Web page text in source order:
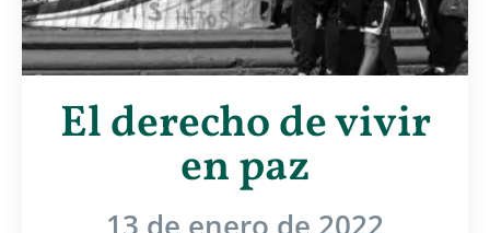
El derecho de vivir
en paz